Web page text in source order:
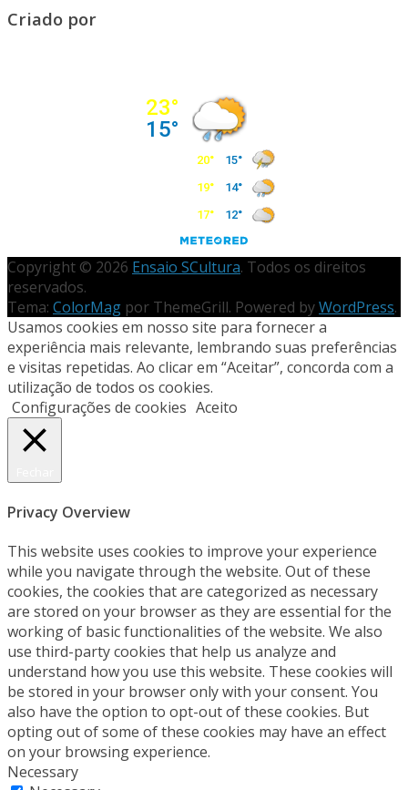
Criado por
Copyright © 2026 Ensaio SCultura. Todos os direitos
reservados.
Tema: ColorMag por ThemeGrill. Powered byWordPress.
Usamos cookies em nosso site para fornecer a
experiência mais relevante, lembrando suas preferências
e visitas repetidas. Ao clicar em “Aceitar”, concorda com a
utilização de todos os cookies.
Configurações de cookies Aceito
Privacy Overview
This website uses cookies to improve your experience
while you navigate through the website. Out of these
cookies, the cookies that are categorized as necessary
are stored on your browser as they are essential for the
working of basic functionalities of the website. We also
use third-party cookies that help us analyze and
understand how you use this website. These cookies will
be stored in your browser only with your consent. You
also have the option to opt-out of these cookies. But
opting out of some of these cookies may have an effect
on your browsing experience.
Necessary